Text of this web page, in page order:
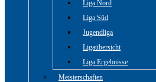
Liga Nord
Liga Süd
Jugendliga
Ligaübersicht
Liga Ergebnisse
Meisterschaften